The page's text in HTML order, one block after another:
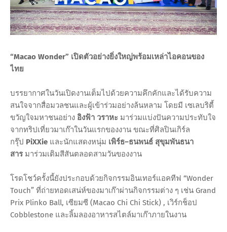
“Macao Wonder” เปิดตัวอย่างยิ่งใหญ่พร้อมเหล่าไอคอนของ
ไทย
บรรยากาศในวันเปิดงานเต็มไปด้วยความคึกคักและได้รับความ
สนใจจากสื่อมวลชนและผู้เข้าร่วมอย่างล้นหลาม โดยมี เซเลบริตี้
ขวัญใจมหาชนอย่าง อิงฟ้า วราหะ มาร่วมแบ่งปันความประทับใจ
จากทริปเที่ยวมาเก๊าในวันแรกของงาน ขณะที่ศิลปินเกิร์ล
กรุ๊ป PiXXie และนักแสดงหนุ่ม เพิร์ธ–ธนพนธ์ สุขุมพันธนา
สารมาร่วมเติมสีสันตลอดสามวันของงาน
โรดโชว์ครั้งนี้ยังประกอบด้วยกิจกรรมอินเทอร์แอคทีฟ “Wonder
Touch” ที่ถ่ายทอดเสน่ห์ของมาเก๊าผ่านกิจกรรมต่าง ๆ เช่น Grand
Prix Plinko Ball, เซียมซี (Macao Chi Chi Stick) , เวิร์กช็อป
Cobblestone และลิ้มลองอาหารสไตล์มาเก๊าภายในงาน